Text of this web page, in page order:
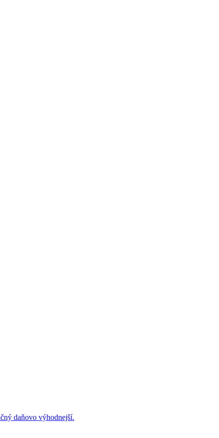
daňovo výhodnejší.